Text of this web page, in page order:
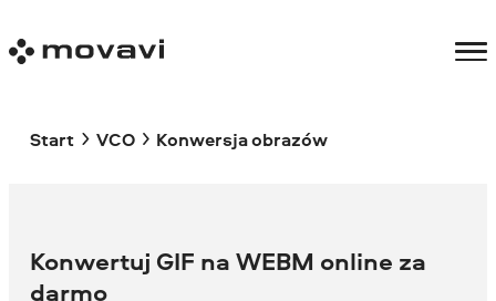
Start VCO Konwersja obrazów
Konwertuj GIF na WEBM online za
darmo